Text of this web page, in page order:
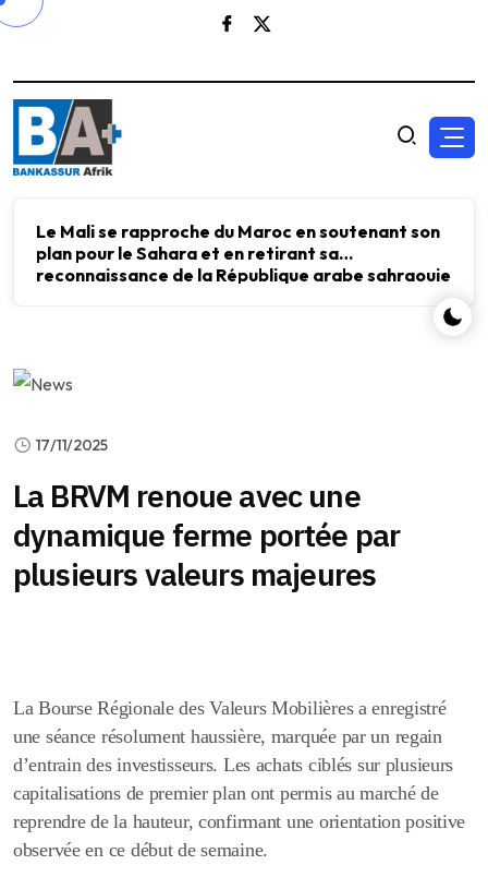
Le Mali se rapproche du Maroc en soutenant son
plan pour le Sahara et en retirant sa
reconnaissance de la République arabe sahraouie
17/11/2025
La BRVM renoue avec une
dynamique ferme portée par
plusieurs valeurs majeures
La Bourse Régionale des Valeurs Mobilières a enregistré
une séance résolument haussière, marquée par un regain
d’entrain des investisseurs. Les achats ciblés sur plusieurs
capitalisations de premier plan ont permis au marché de
reprendre de la hauteur, confirmant une orientation positive
observée en ce début de semaine.